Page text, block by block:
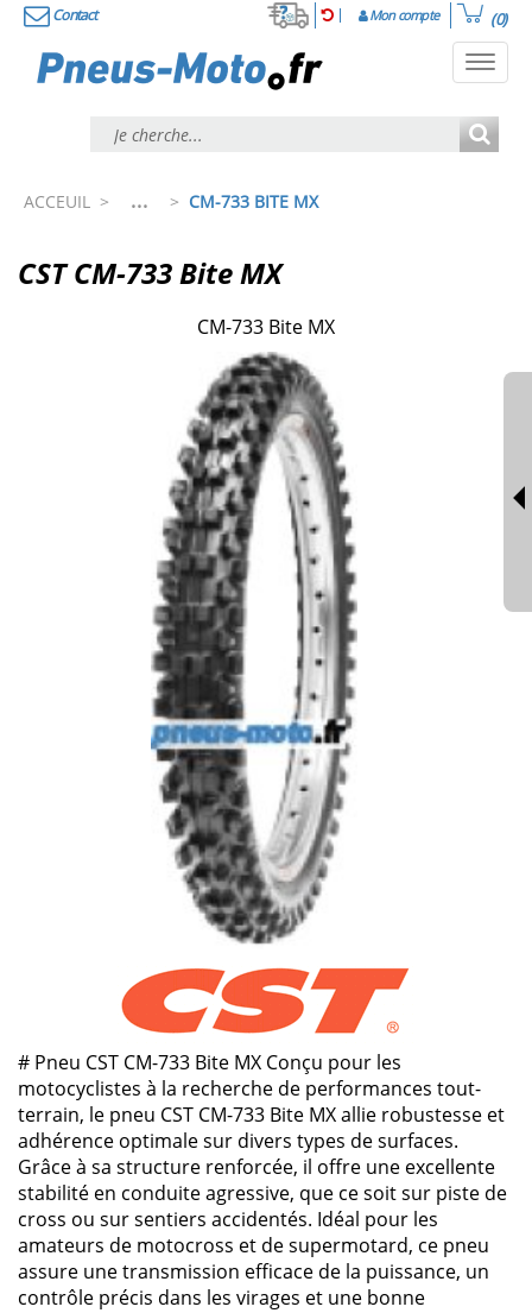
Contact Mon compte (0)
ACCEUIL > ... > CM-733 BITE MX
CST CM-733 Bite MX
CM-733 Bite MX
# Pneu CST CM-733 Bite MX Conçu pour les
motocyclistes à la recherche de performances tout-
terrain, le pneu CST CM-733 Bite MX allie robustesse et
adhérence optimale sur divers types de surfaces.
Grâce à sa structure renforcée, il offre une excellente
stabilité en conduite agressive, que ce soit sur piste de
cross ou sur sentiers accidentés. Idéal pour les
amateurs de motocross et de supermotard, ce pneu
assure une transmission efficace de la puissance, un
contrôle précis dans les virages et une bonne